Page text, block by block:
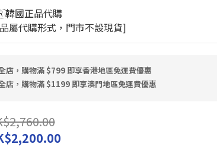
國正品代購
屬代購形式，門市不設現貨]
店，購物滿 $799 即享香港地區免運費優惠
店，購物滿 $1199 即享澳門地區免運費優惠